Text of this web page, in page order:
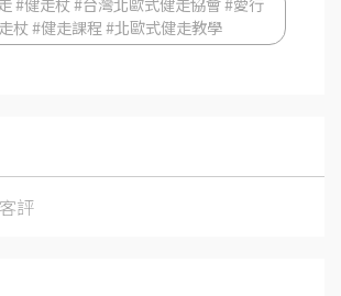
杖 #健走課程 #北歐式健走教學
評